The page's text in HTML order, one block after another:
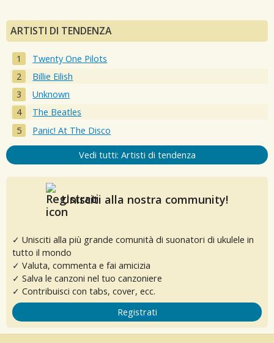
ARTISTI DI TENDENZA
Twenty One Pilots
Billie Eilish
Unknown
The Beatles
Panic! At The Disco
Vedi tutti: Artisti di tendenza
Unisciti alla nostra community!
✓ Unisciti alla più grande comunità di suonatori di ukulele in
tutto il mondo
✓ Valuta, commenta e fai amicizia
✓ Salva le canzoni nel tuo canzoniere
✓ Contribuisci con tabs, cover, ecc.
Registrati